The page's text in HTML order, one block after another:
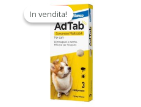
In vendita!
In vendita!
prezzo
originale
era:
39,50 €.